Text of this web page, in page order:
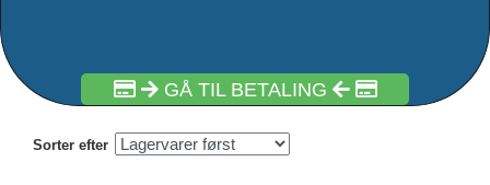
GÅ TIL BETALING
Sorter efter